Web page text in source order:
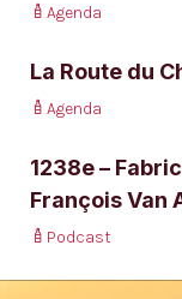
Agenda
La Route du
Agenda
1238e –
François Van
Podcast